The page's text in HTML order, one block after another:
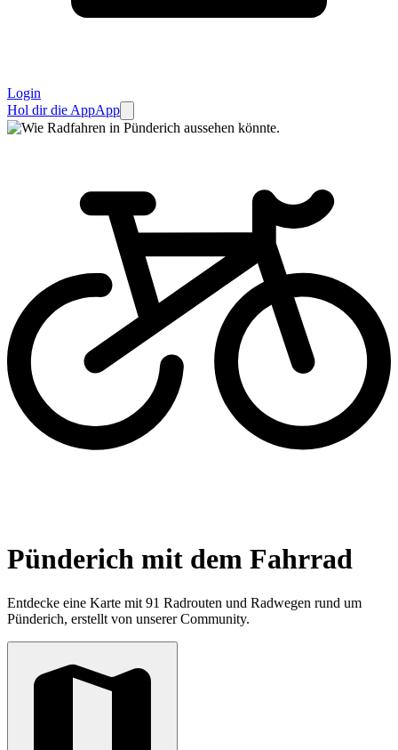
Login
Hol dir die AppApp
Pünderich mit dem Fahrrad
Entdecke eine Karte mit 91 Radrouten und Radwegen rund um
Pünderich, erstellt von unserer Community.